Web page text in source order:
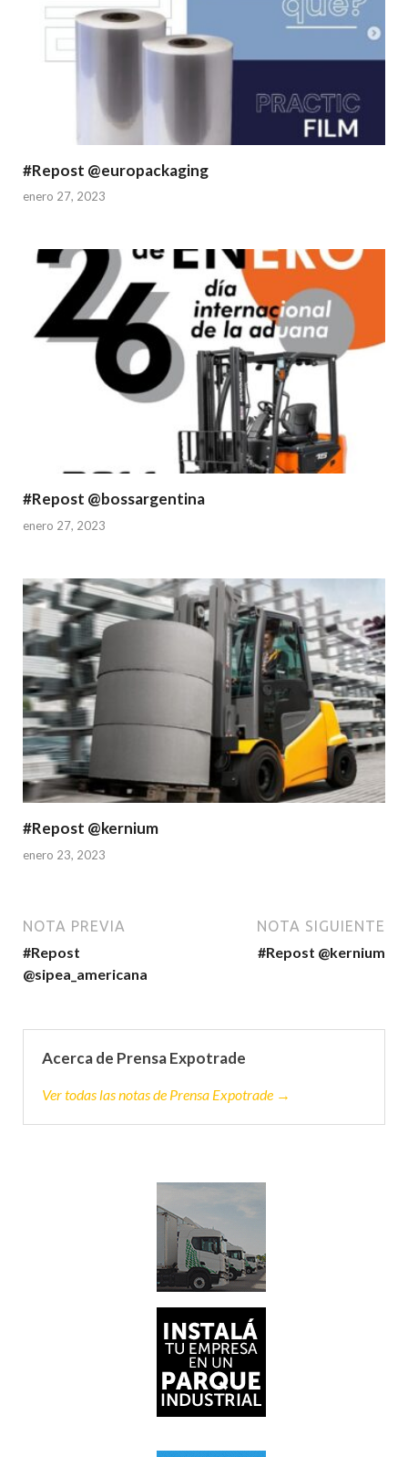
#Repost @europackaging
enero 27, 2023
#Repost @bossargentina
enero 27, 2023
#Repost @kernium
enero 23, 2023
NOTA PREVIA
#Repost
@sipea_americana
NOTA SIGUIENTE
#Repost @kernium
Acerca de Prensa Expotrade
Ver todas las notas de Prensa Expotrade →